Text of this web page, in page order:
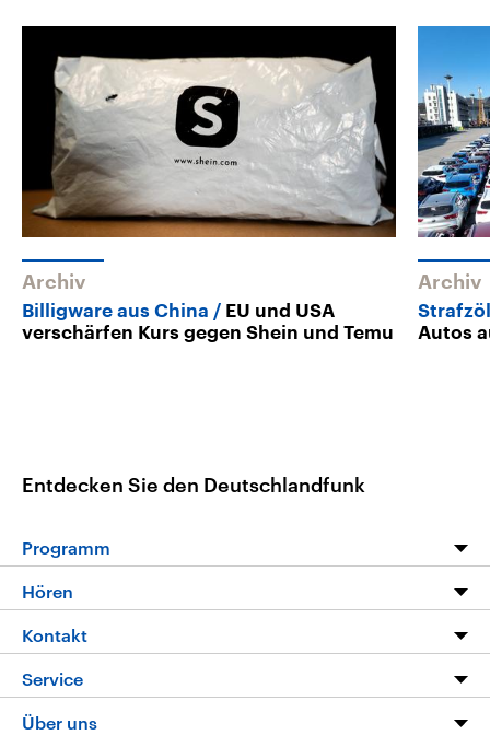
Archiv
Billigware aus China
EU und USA
verschärfen Kurs gegen Shein und Temu
Archiv
Autos
Entdecken Sie den Deutschlandfunk
Programm
Programm
Die Nachrichten
Nachrichtenleicht
Neue Beiträge auf dlf.de
Hören
Livestream
Podcasts
Kontakt
Hörerservice
Service
FAQ
Über uns